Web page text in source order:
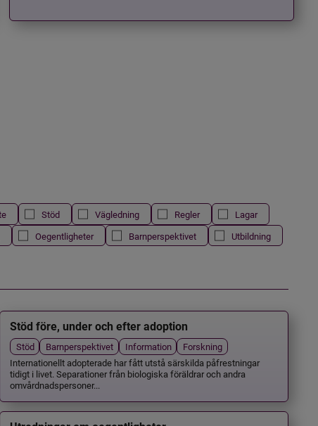
Stöd Vägledning Regler
Lagar
Oegentligheter Barnperspektivet
Utbildning
Stöd före, under och efter adoption
Stöd Barnperspektivet Information
Forskning
Internationellt adopterade har fått utstå särskilda påfrestningar
tidigt i livet. Separationer från biologiska föräldrar och andra
omvårdnadspersoner...